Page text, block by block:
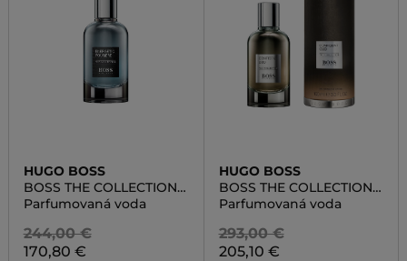
HUGO BOSS
BOSS THE COLLECTION
ENERGETIC FOUGERE
Parfumovaná voda
244,00 €
170,80 €
HUGO BOSS
BOSS THE COLLECTION
INTENSE CONFIDENT
OUD
Parfumovaná voda
293,00 €
205,10 €